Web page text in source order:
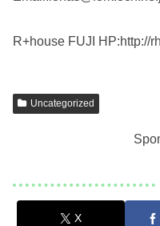
R+house FUJI HP:http://
Uncategorized
X